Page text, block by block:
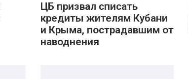
ЦБ призвал списать
кредиты жителям Кубани
и Крыма, пострадавшим от
наводнения